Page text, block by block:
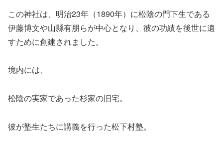
この神社は、明治23年（1890年）に松陰の門下生である
伊藤博文や山縣有朋らが中心となり、彼の功績を後世に遺
すために創建されました。
境内には、
松陰の実家であった杉家の旧宅。
彼が塾生たちに講義を行った松下村塾。